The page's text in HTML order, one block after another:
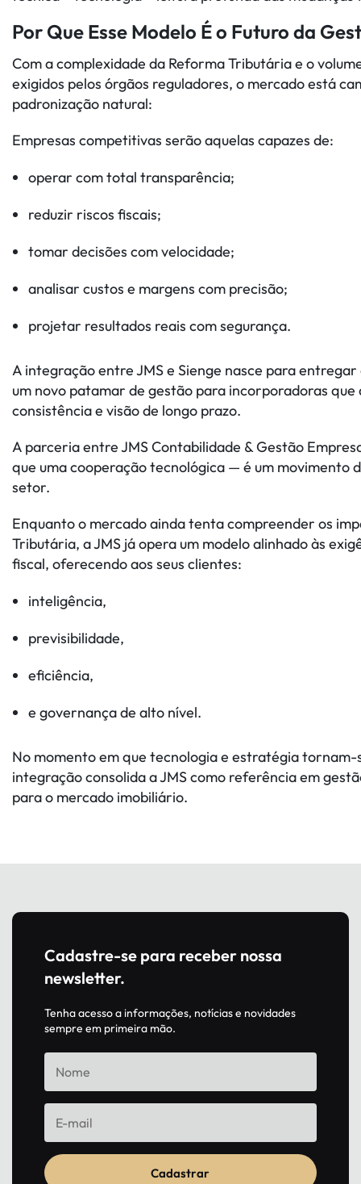
Por Que Esse Modelo É o Futuro da
Com a complexidade da Reforma Tributária e o
exigidos pelos órgãos reguladores, o mercado está
padronização natural:
Empresas competitivas serão aquelas capazes de:
operar com total transparência;
reduzir riscos fiscais;
tomar decisões com velocidade;
analisar custos e margens com precisão;
projetar resultados reais com segurança.
A integração entre JMS e Sienge nasce para
um novo patamar de gestão para incorporadoras que
consistência e visão de longo prazo.
A parceria entre JMS Contabilidade & Gestão
que uma cooperação tecnológica — é um movimento
setor.
Enquanto o mercado ainda tenta compreender os
Tributária, a JMS já opera um modelo alinhado às
fiscal, oferecendo aos seus clientes:
inteligência,
previsibilidade,
eficiência,
e governança de alto nível.
No momento em que tecnologia e estratégia tornam-
integração consolida a JMS como referência em
para o mercado imobiliário.
Cadastre-se para receber nossa
newsletter.
Tenha acesso a informações, notícias e novidades
sempre em primeira mão.
Cadastrar